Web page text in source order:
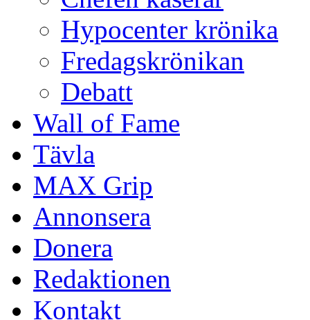
Hypocenter krönika
Fredagskrönikan
Debatt
Wall of Fame
Tävla
MAX Grip
Annonsera
Donera
Redaktionen
Kontakt